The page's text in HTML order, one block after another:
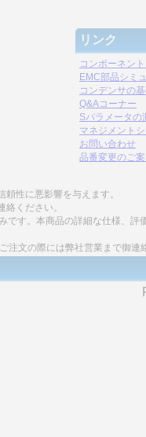
リンク
コンポーネン
EMC部品シミ
コンデンサの
Q&Aコーナー
Sパラメータの
マネジメント
お問い合わせ
品番変更のご
性に悪影響を与えます。
ください。
です。本商品の詳細な仕様、
文の際には弊社営業まで御連